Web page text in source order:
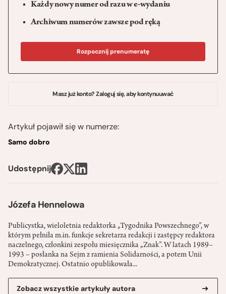
Józefa Hennelowa
Publicystka, wieloletnia redaktorka „Tygodnika Powszechnego”, w
którym pełniła m.in. funkcje sekretarza redakcji i zastępcy redaktora
naczelnego, członkini zespołu miesięcznika „Znak”. W latach 1989–
1993 – posłanka na Sejm z ramienia Solidarności, a potem Unii
Demokratycznej. Ostatnio opublikowała...
Zobacz wszystkie artykuły autora
Każdy nowy numer od razu w e-wydaniu
Archiwum numerów zawsze pod ręką
Rozpocznij prenumeratę
Masz już konto? Zaloguj się, aby kontynuuwać
Artykuł pojawił się w numerze:
Samo dobro
Udostępnij